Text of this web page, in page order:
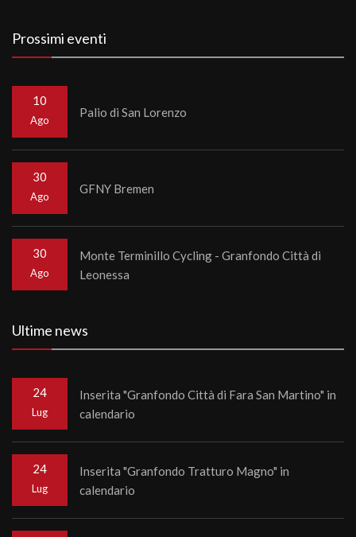
Prossimi eventi
10
Ago
Palio di San Lorenzo
30
Ago
GFNY Bremen
30
Ago
Monte Terminillo Cycling - Granfondo Città di
Leonessa
Ultime news
24
Lug
Inserita "Granfondo Città di Fara San Martino" in
calendario
24
Lug
Inserita "Granfondo Tratturo Magno" in
calendario